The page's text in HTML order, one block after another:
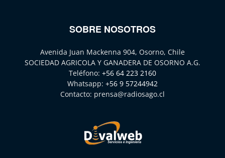
SOBRE NOSOTROS
Avenida Juan Mackenna 904, Osorno, Chile
SOCIEDAD AGRICOLA Y GANADERA DE OSORNO A.G.
Teléfono: +56 64 223 2160
Whatsapp: +56 9 57244942
Contacto: prensa@radiosago.cl